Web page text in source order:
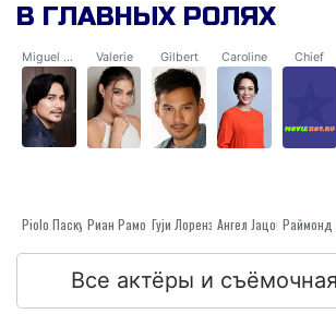
В ГЛАВНЫХ РОЛЯХ
Miguel Cascarro
Piolo Паскуаль
Valerie
Риан Рамос
Gilbert
Гуjи Лорензана
Caroline
Ангел Jацоб
Chief
Все актёры и